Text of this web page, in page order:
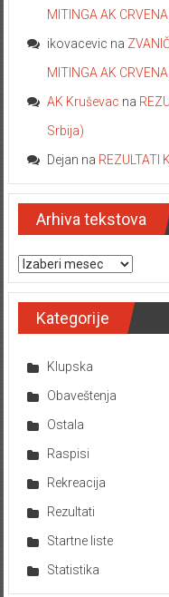
MITINGA AK
ikovacevic na
MITINGA AK
AK Kruševac na
Srbija)
Dejan na REZULTATI
Arhiva tekstova
Arhiva tekstova
Kategorije
Klupska
Obaveštenja
Ostala
Raspisi
Rekreacija
Rezultati
Startne liste
Statistika